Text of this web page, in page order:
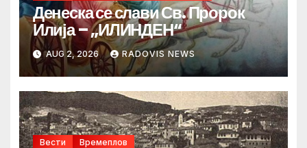
Денеска се слави Св. Пророк
Илија – „ИЛИНДЕН“
AUG 2, 2026 RADOVIS NEWS
Вести Времеплов